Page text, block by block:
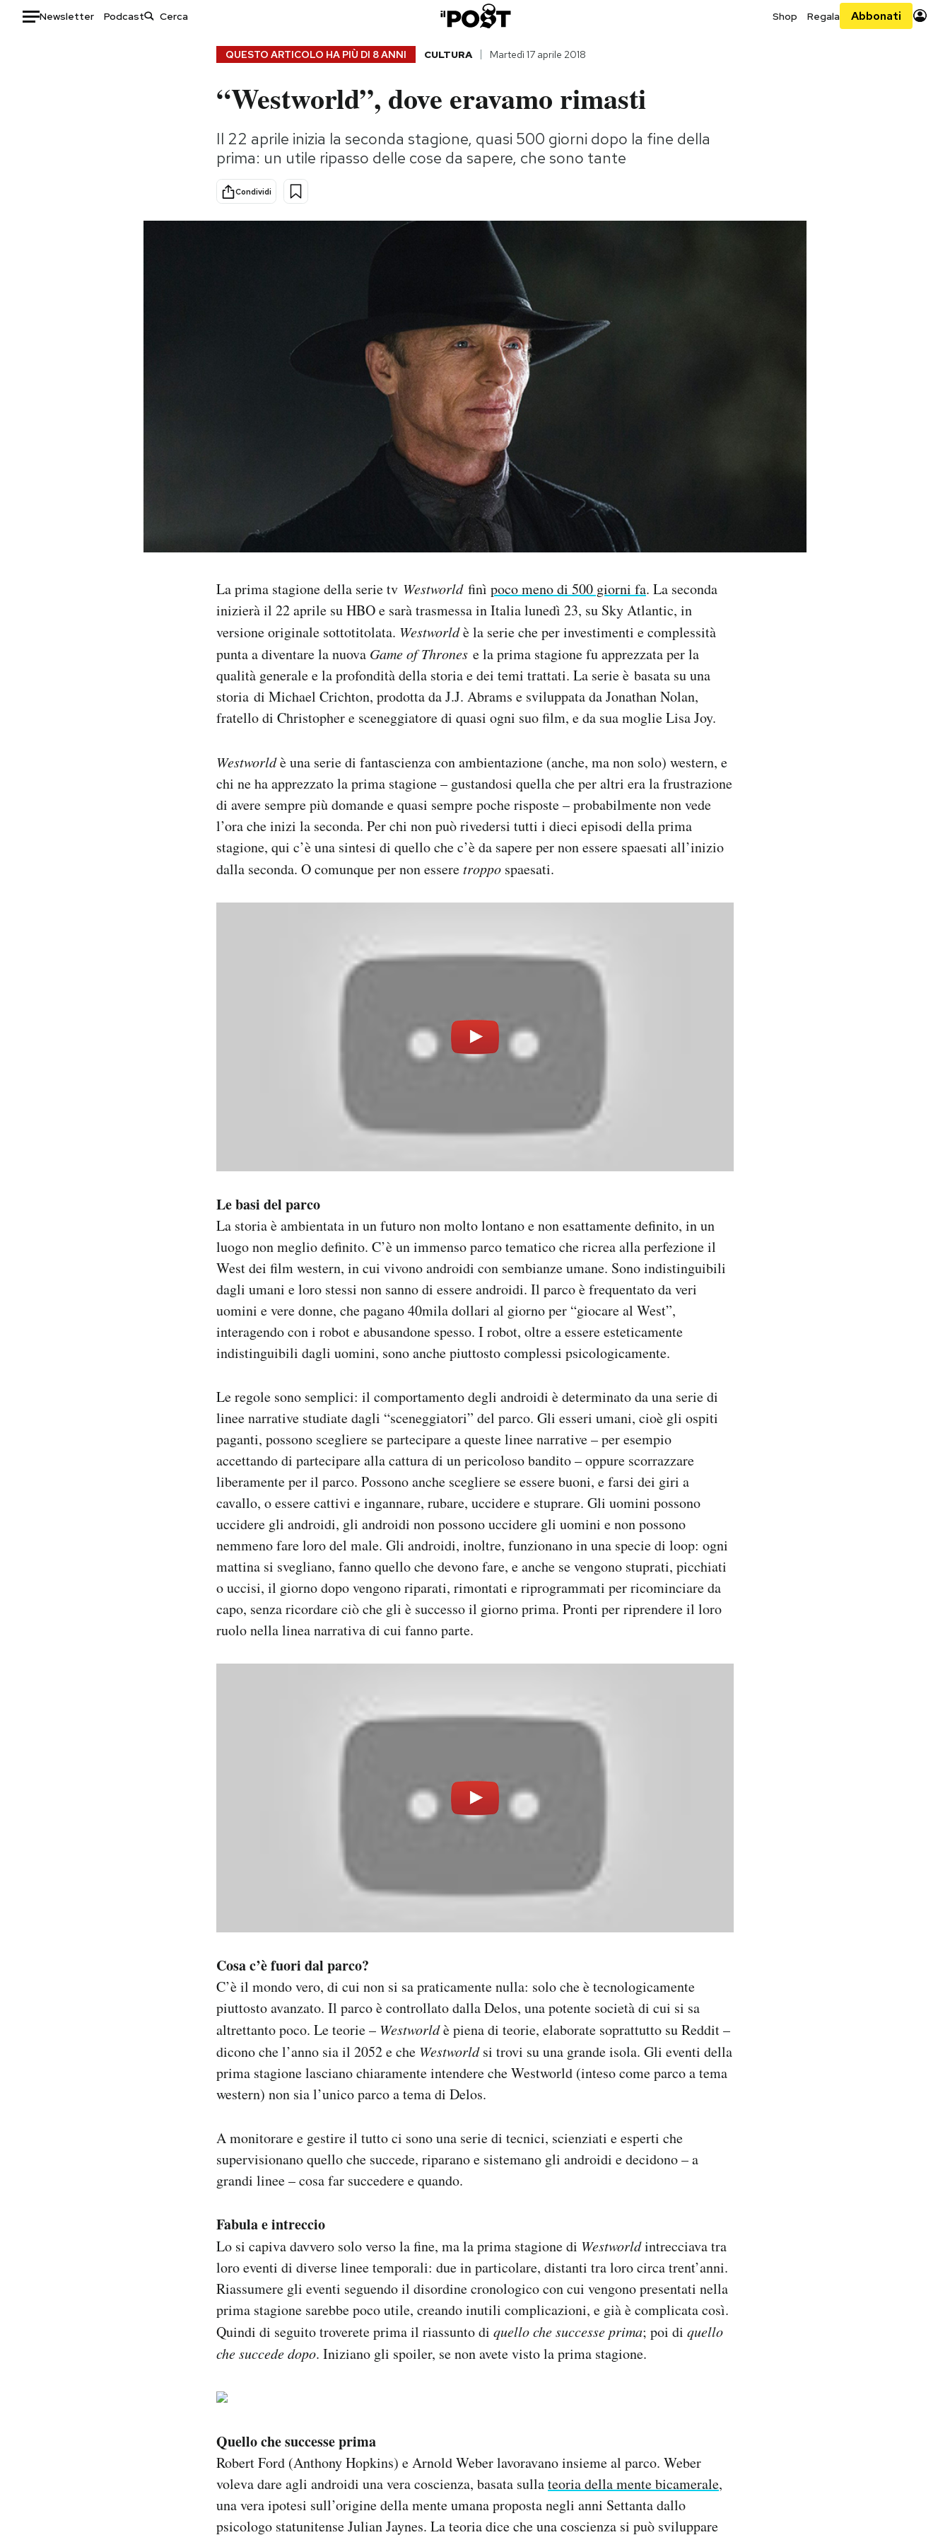
Newsletter Podcast Shop Regala Abbonati
Consumismi
Storie/Idee
Ok Boomer!
Media
QUESTO ARTICOLO HA PIÙ DI 8 ANNI CULTURA Martedì 17 aprile 2018
“Westworld”, dove eravamo rimasti
Il 22 aprile inizia la seconda stagione, quasi 500 giorni dopo la fine della
prima: un utile ripasso delle cose da sapere, che sono tante
Condividi
La prima stagione della serie tv Westworld finì poco meno di 500 giorni fa. La seconda
inizierà il 22 aprile su HBO e sarà trasmessa in Italia lunedì 23, su Sky Atlantic, in
versione originale sottotitolata. Westworldè la serie che per investimenti e complessità
punta a diventare la nuova Game of Thrones e la prima stagione fu apprezzata per la
qualità generale e la profondità della storia e dei temi trattati. La serie è basata su una
storia di Michael Crichton, prodotta da J.J. Abrams e sviluppata da Jonathan Nolan,
fratello di Christopher e sceneggiatore di quasi ogni suo film, e da sua moglie Lisa Joy.
Westworldè una serie di fantascienza con ambientazione (anche, ma non solo) western, e
chi ne ha apprezzato la prima stagione – gustandosi quella che per altri era la frustrazione
di avere sempre più domande e quasi sempre poche risposte – probabilmente non vede
l’ora che inizi la seconda. Per chi non può rivedersi tutti i dieci episodi della prima
stagione, qui c’è una sintesi di quello che c’è da sapere per non essere spaesati all’inizio
dalla seconda. O comunque per non esseretroppo spaesati.
Le basi del parco
La storia è ambientata in un futuro non molto lontano e non esattamente definito, in un
luogo non meglio definito. C’è un immenso parco tematico che ricrea alla perfezione il
West dei film western, in cui vivono androidi con sembianze umane. Sono indistinguibili
dagli umani e loro stessi non sanno di essere androidi. Il parco è frequentato da veri
uomini e vere donne, che pagano 40mila dollari al giorno per “giocare al West”,
interagendo con i robot e abusandone spesso. I robot, oltre a essere esteticamente
indistinguibili dagli uomini, sono anche piuttosto complessi psicologicamente.
Le regole sono semplici: il comportamento degli androidi è determinato da una serie di
linee narrative studiate dagli “sceneggiatori” del parco. Gli esseri umani, cioè gli ospiti
paganti, possono scegliere se partecipare a queste linee narrative – per esempio
accettando di partecipare alla cattura di un pericoloso bandito – oppure scorrazzare
liberamente per il parco. Possono anche scegliere se essere buoni, e farsi dei giri a
cavallo, o essere cattivi e ingannare, rubare, uccidere e stuprare. Gli uomini possono
uccidere gli androidi, gli androidi non possono uccidere gli uomini e non possono
nemmeno fare loro del male. Gli androidi, inoltre, funzionano in una specie di loop: ogni
mattina si svegliano, fanno quello che devono fare, e anche se vengono stuprati, picchiati
o uccisi, il giorno dopo vengono riparati, rimontati e riprogrammati per ricominciare da
capo, senza ricordare ciò che gli è successo il giorno prima. Pronti per riprendere il loro
ruolo nella linea narrativa di cui fanno parte.
Cosa c’è fuori dal parco?
C’è il mondo vero, di cui non si sa praticamente nulla: solo che è tecnologicamente
piuttosto avanzato. Il parco è controllato dalla Delos, una potente società di cui si sa
altrettanto poco. Le teorie – Westworldè piena di teorie, elaborate soprattutto su Reddit –
dicono che l’anno sia il 2052 e che Westworldsi trovi su una grande isola. Gli eventi della
prima stagione lasciano chiaramente intendere che Westworld (inteso come parco a tema
western) non sia l’unico parco a tema di Delos.
A monitorare e gestire il tutto ci sono una serie di tecnici, scienziati e esperti che
supervisionano quello che succede, riparano e sistemano gli androidi e decidono – a
grandi linee – cosa far succedere e quando.
Fabula e intreccio
Lo si capiva davvero solo verso la fine, ma la prima stagione di Westworldintrecciava tra
loro eventi di diverse linee temporali: due in particolare, distanti tra loro circa trent’anni.
Riassumere gli eventi seguendo il disordine cronologico con cui vengono presentati nella
prima stagione sarebbe poco utile, creando inutili complicazioni, e già è complicata così.
Quindi di seguito troverete prima il riassunto di quello che successe prima; poi di quello
che succede dopo. Iniziano gli spoiler, se non avete visto la prima stagione.
Quello che successe prima
Robert Ford (Anthony Hopkins) e Arnold Weber lavoravano insieme al parco. Weber
voleva dare agli androidi una vera coscienza, basata sullateoria della mente bicamerale,
una vera ipotesi sull’origine della mente umana proposta negli anni Settanta dallo
psicologo statunitense Julian Jaynes. La teoria dice che una coscienza si può sviluppare